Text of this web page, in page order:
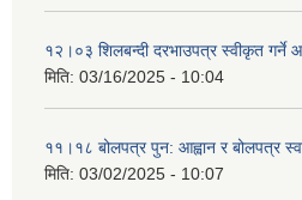
१२।०३ शिलबन्दी दरभाउपत्र स्वीकृत
मिति: 03/16/2025 - 10:04
११।१८ बोलपत्र पुन: आह्वान र बोलपत्र
मिति: 03/02/2025 - 10:07